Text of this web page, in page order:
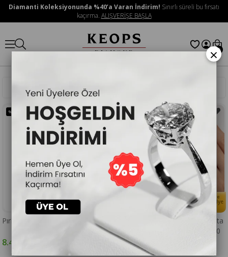
Diamanti Koleksiyonunda %40’a Varan İndirim! Sınırlı süreli bu fırsatı
kaçırma. ALIŞVERİŞE BAŞLA
0
Sıralama
🎁Doğum Taşlı Kolye
Pırlanta Süzme Yarımtur Yüzük
8.448₺
%45 İNDIRIM
Her Alışverişinize
Doğum Taşlı Kolye
Hediye
F Renk 0,18 Karat Baget Pırlanta
Yüzük - IDL Sertifikalı - 1100670
8.640₺ SEPETTE
YENI ÜRÜN
%50İNDIRIM
×